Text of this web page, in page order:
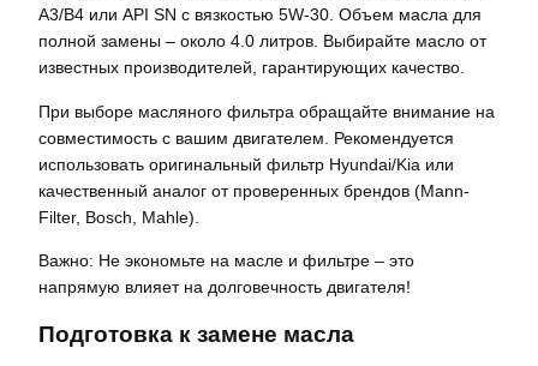
A3/B4 или API SN с вязкостью 5W-30. Объем масла для
полной замены – около 4.0 литров. Выбирайте масло от
известных производителей, гарантирующих качество.
При выборе масляного фильтра обращайте внимание на
совместимость с вашим двигателем. Рекомендуется
использовать оригинальный фильтр Hyundai/Kia или
качественный аналог от проверенных брендов (Mann-
Filter, Bosch, Mahle).
Важно: Не экономьте на масле и фильтре – это
напрямую влияет на долговечность двигателя!
Подготовка к замене масла